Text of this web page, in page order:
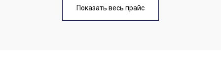
Показать весь прайс